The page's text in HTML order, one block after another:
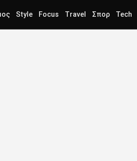
Style Focus Travel Σπορ Tech